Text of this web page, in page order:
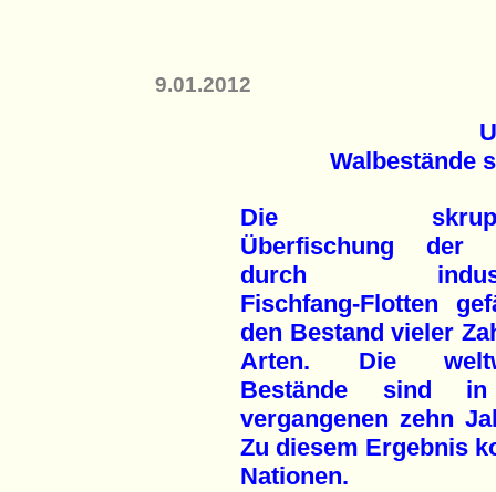
9.01.2012
Walbestände
Die
Überfischung der
durch
Fischfang-Flotten
den Bestand vieler
Arten. Die
Bestände sind
vergangenen zehn
Zu diesem Ergebnis
Nationen.